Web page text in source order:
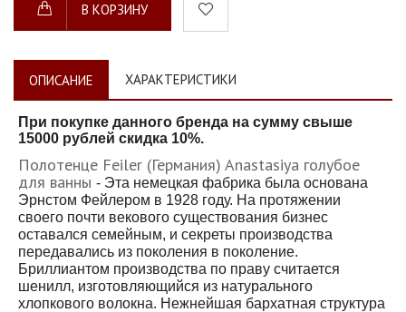
В КОРЗИНУ
ОПИСАНИЕ ХАРАКТЕРИСТИКИ
При покупке данного бренда на сумму свыше
15000 рублей скидка 10%.
Полотенце Feiler (Германия) Anastasiya голубое
для ванны - Эта немецкая фабрика была основана
Эрнстом Фейлером в 1928 году. На протяжении
своего почти векового существования бизнес
оставался семейным, и секреты производства
передавались из поколения в поколение.
Бриллиантом производства по праву считается
шенилл, изготовляющийся из натурального
хлопкового волокна. Нежнейшая бархатная структура